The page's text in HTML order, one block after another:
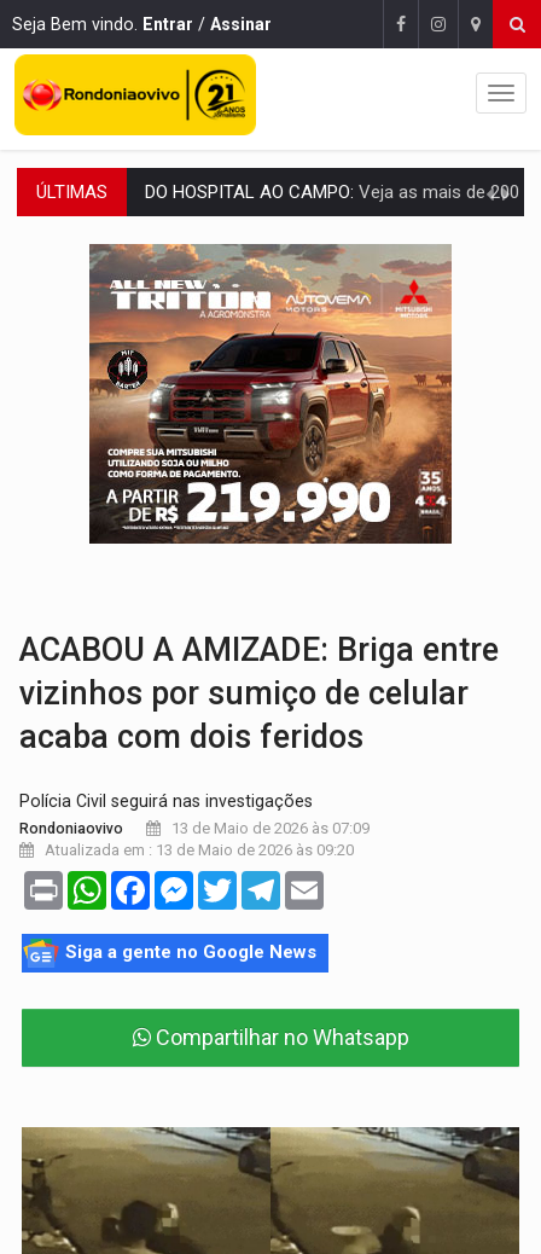
Seja Bem vindo. Entrar / Assinar
ÚLTIMAS DO HOSPITAL AO CAMPO: Veja as mais de 200 ações de Marcos
EXPANSÃO:Grupo Nova Era amplia presença em PVH e transforma Aramix
ROTA GLOBAL:PCC amplia presença internacional e transforma Brasil em
CONEXÃO RONDONIAOVIVO:Museólogo Antônio Ocampo conduz a história de
EXTENSÃO DE DANOS:Ferroviários pedem ao Iphan recuperação de área
VARIANDO O CARDÁPIO:Veja essa receita de carne assada para o
PREJUÍZO AOS ESTUDANTES:Greve dos professores em PVH é
POSSESSÃO DE DEBORAH LOGAN: Terror mistura mistério e filmagens
ACABOU A AMIZADE: Briga entre
vizinhos por sumiço de celular
acaba com dois feridos
Polícia Civil seguirá nas investigações
Rondoniaovivo
13 de Maio de 2026 às 07:09
Atualizada em : 13 de Maio de 2026 às 09:20
Print WhatsAppFacebookMessenger
TwitterTelegram
Siga a gente no Google News
Compartilhar no Whatsapp